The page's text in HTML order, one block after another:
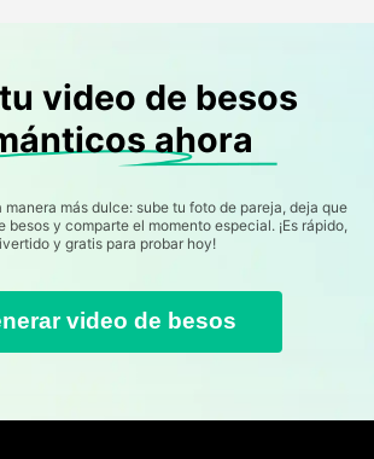
video de besos
ahora
manera más dulce: sube tu foto de pareja, deja que
besos y comparte el momento especial. ¡Es rápido,
y gratis para probar hoy!
video de besos